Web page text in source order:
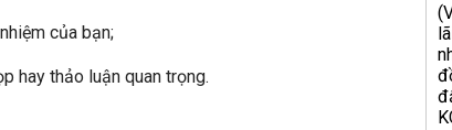
của bạn;
hay thảo luận quan trọng.